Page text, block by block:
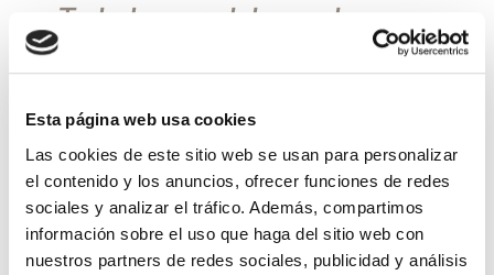
Esta página web usa cookies
Las cookies de este sitio web se usan para personalizar
el contenido y los anuncios, ofrecer funciones de redes
sociales y analizar el tráfico. Además, compartimos
información sobre el uso que haga del sitio web con
nuestros partners de redes sociales, publicidad y análisis
Todo lo que debes saber
respecto a la punción
ovárica
¿Qué es la punción ovárica o punción folicular de
un tratamiento FIV? La punción ovárica, también
conocida como punción o aspiración folicular se
trata de una intervención médica sencilla y […]
Leer más >